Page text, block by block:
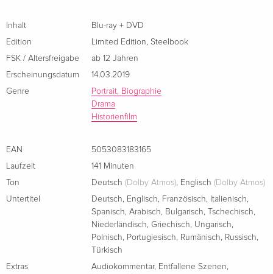
Französisch
4K Ultra HD + Blu-ray
Limited Edition, Steelbook, 4K Ultra HD + Blu-
Standard Edition
Italienisch
Inhalt
Blu-ray + DVD
Edition
Limited Edition, Steelbook
FSK / Altersfreigabe
ab 12 Jahren
Erscheinungsdatum
14.03.2019
Genre
Portrait, Biographie
Drama
Historienfilm
EAN
5053083183165
Laufzeit
141 Minuten
Ton
Deutsch (Dolby Atmos), Englisch (Dolby Atmos)
Untertitel
Deutsch, Englisch, Französisch, Italienisch,
Spanisch, Arabisch, Bulgarisch, Tschechisch,
Niederländisch, Griechisch, Ungarisch,
Polnisch, Portugiesisch, Rumänisch, Russisch,
Türkisch
Extras
Audiokommentar, Entfallene Szenen,